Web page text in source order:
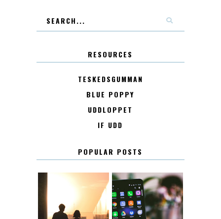
RESOURCES
TESKEDSGUMMAN
BLUE POPPY
UDDLOPPET
IF UDD
POPULAR POSTS
KONTAKT KONTAKTLISTA